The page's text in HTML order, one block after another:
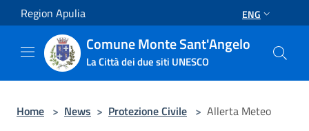
Salta al contenuto principale
Region Apulia ENG
Comune Monte Sant'Angelo
La Città dei due siti UNESCO
Home > News > Protezione Civile > Allerta Meteo